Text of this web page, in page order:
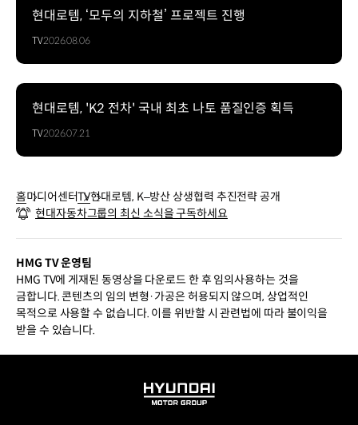
현대로템, ‘모두의 지하철’ 프로젝트 진행
TV2026.08.06
현대로템, 'K2 전차' 국내 최초 나토 품질인증 획득
TV2026.07.21
홈미디어센터TV현대로템, K–방산 상생협력 추진전략 공개
현대자동차그룹의 최신 소식을 구독하세요
HMG TV 운영팀
HMG TV에 게재된 동영상을 다운로드 한 후 임의사용하는 것을
금합니다. 콘텐츠의 임의 변형·가공은 허용되지 않으며, 상업적인
목적으로 사용할 수 없습니다. 이를 위반할 시 관련법에 따라 불이익을
받을 수 있습니다.
HYUNDAI